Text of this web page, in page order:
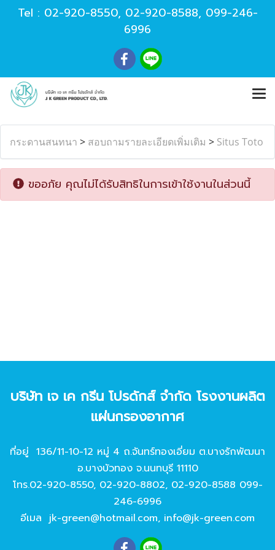
Tel : 02-920-8550, 02-920-8588, 099-246-
6996
กระดานสนทนา > สอบถามรายละเอียดเพิ่มเติม > Situs Toto
ขออภัย คุณไม่ได้รับสิทธิในการเข้าใช้งานในส่วนนี้
บริษัท เจ เค กรีน โปรดักส์ จํากัด โรงงานผลิต
แผ่นกรองอากาศ
ที่อยู่ 136/11-10-12 หมู่ 4 ถ.จันทร์ทองเอี่ยม ต.บางรักพัฒนา
อ.บางบัวทอง จ.นนทบุรี 11110
โทร.02-920-8550, 02-920-8802, 02-920-8588 099-
246-6996
อีเมล jk-green@hotmail.com, info@jk-green.com